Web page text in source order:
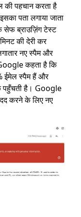
पहचान करता है
पता लगाया जाता
सेफ ब्राउज़िंग टेस्ट
की देरी कर
नए स्पैम और
कहता है कि
ईमेल स्पैम हैं और
पहुँचती है। Google
करने के लिए नए